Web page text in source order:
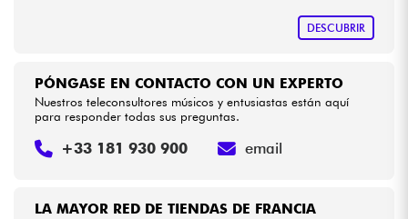
Bundle
Ver nuestras marcas
DESCUBRIR
LA MAYOR RED DE TIENDAS DE FRANCIA
PÓNGASE EN CONTACTO CON UN EXPERTO
Nuestros teleconsultores músicos y entusiastas están aquí
para responder todas sus preguntas.
+33 181 930 900 email